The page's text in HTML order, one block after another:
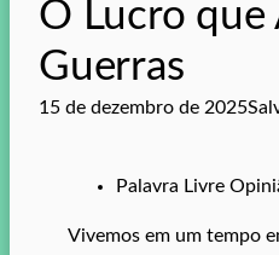
O Lucro que
Guerras
15 de dezembro de 2025
Palavra Livre
Vivemos em um tempo